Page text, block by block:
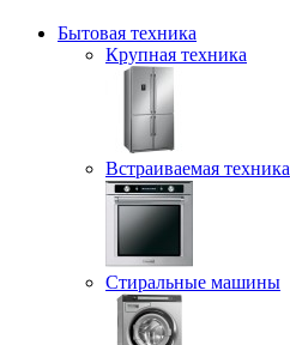
Бытовая техника
Крупная техника
Встраиваемая техника
Стиральные машины